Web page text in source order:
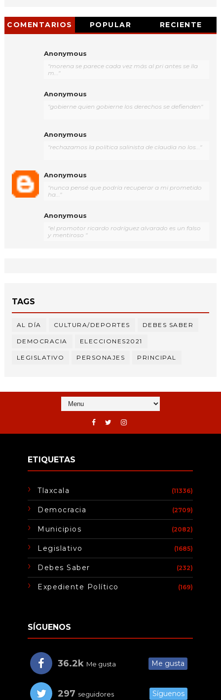
COMENTARIOS POPULAR RECIENTE
Anonymous
"morena se parece cada vez más al pri antes se lla
m..."
Anonymous
"gobierne quien gobierne los derechos se defienden"
Anonymous
"rechazamos la política salinista de claudia no los..."
Anonymous
"nunca pensé que podría recuperar a mi prometido
ha..."
Anonymous
"el promotor ricardo rodríguez alvarado es un falso
y mentiroso "
TAGS
AL DÍA CULTURA/DEPORTES DEBES SABER
DEMOCRACIA ELECCIONES2021
LEGISLATIVO PERSONAJES PRINCIPAL
ETIQUETAS
Tlaxcala (11336)
Democracia (2709)
Municipios (2082)
Legislativo (1685)
Debes Saber (232)
Expediente Político (169)
SÍGUENOS
36.2k Me gusta Me gusta
297 seguidores Síguenos